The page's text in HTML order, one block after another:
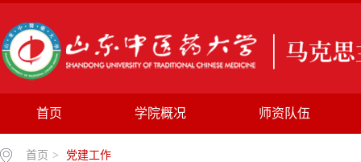
首页 学院概况 师资队伍
首页 > 党建工作